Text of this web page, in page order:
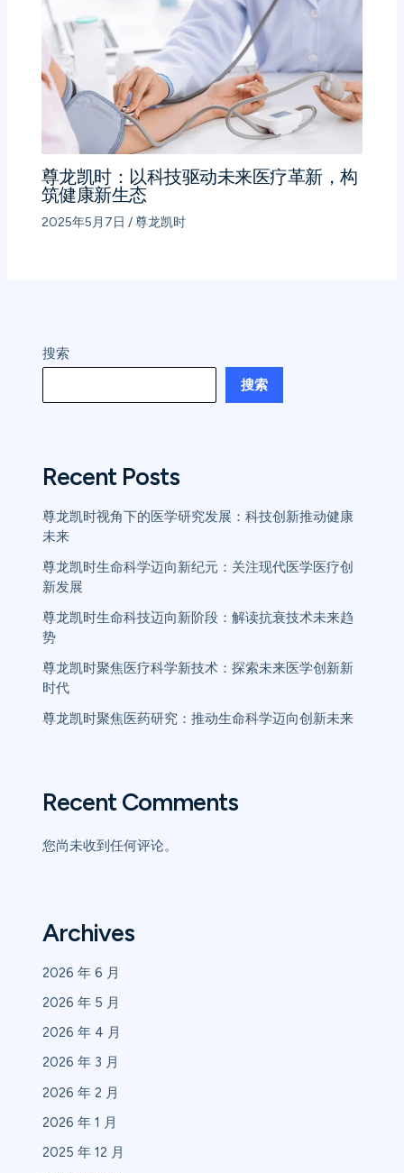
尊龙凯时：以科技驱动未来医疗革新，构
筑健康新生态
2025年5月7日 /尊龙凯时
搜索
搜索
Recent Posts
尊龙凯时视角下的医学研究发展：科技创新推动健康
未来
尊龙凯时生命科学迈向新纪元：关注现代医学医疗创
新发展
尊龙凯时生命科技迈向新阶段：解读抗衰技术未来趋
势
尊龙凯时聚焦医疗科学新技术：探索未来医学创新新
时代
尊龙凯时聚焦医药研究：推动生命科学迈向创新未来
Recent Comments
您尚未收到任何评论。
Archives
2026 年 6 月
2026 年 5 月
2026 年 4 月
2026 年 3 月
2026 年 2 月
2026 年 1 月
2025 年 12 月